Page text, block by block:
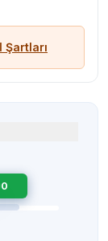
Şartları